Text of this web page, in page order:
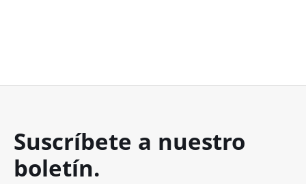
Suscríbete a nuestro
boletín.